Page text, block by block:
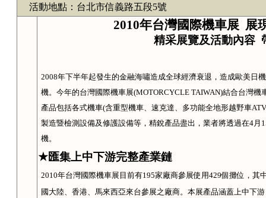
活動地點：台北市信義路五段5號
2010年台灣國際機車展 展
精采展覽及活動內容
2008年下半年起發生的金融海嘯造成全球經濟衰退，造成歐美日
機。今年的台灣國際機車展(MOTORCYCLE TAIWAN)結合台灣機
產品包括各式機車(含重型機車、速克達、多功能全地形越野車ATV
製造暨檢測設備及修護設備等，精銳產品盡出，業者將透過在4月
機。
★匯集上中下游完整產業鏈
2010年台灣國際機車展目前有195家廠商參展使用429個攤位，其
國大陸、香港、馬來西亞來台參展之廠商。本展產品涵蓋上中下